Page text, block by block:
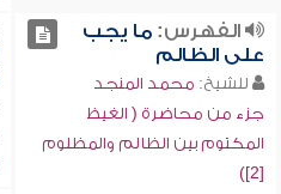
الفهرس:ما يجب
على الظالم
للشيخ: محمد المنجد
جزء من محاضرة ( الغيظ
المكتوم بين الظالم والمظلوم
[2])